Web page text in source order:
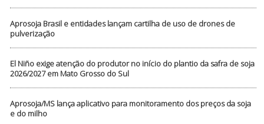
Aprosoja Brasil e entidades lançam cartilha de uso de drones de
pulverização
El Niño exige atenção do produtor no início do plantio da safra de soja
2026/2027 em Mato Grosso do Sul
Aprosoja/MS lança aplicativo para monitoramento dos preços da soja
e do milho